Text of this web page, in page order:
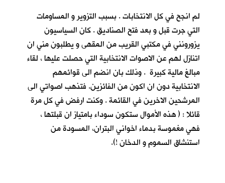
لم انجح في كل الانتخابات . بسبب التزوير و المساومات
التي جرت قبل و بعد فتح الصناديق . كان السياسيون
يزورونني في مكتبي القريب من المقهى و يطلبون مني ان
اتنازل لهم عن الاصوات الانتخابية التي حصلت عليها ، لقاء
مبالغ مالية كبيرة . وذلك بان انضم الى قوائمهم
الانتخابية دون ان اكون من الفائزين. فتذهب اصواتي الى
المرشحين الاخرين في القائمة . وكنت ارفض في كل مرة
قائلا : ( هذه الأموال ستكون سوداء بامتياز ان قبلتها ،
فهي مغموسة بدماء اخواني البتران، المسودة من
استنشاق السموم و الدخان !).